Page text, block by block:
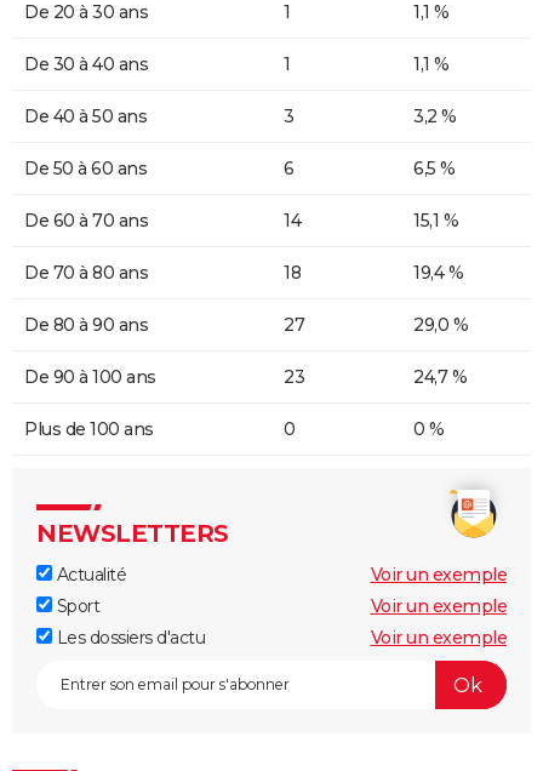
De 20 à 30 ans 1 1,1 %
De 30 à 40 ans 1 1,1 %
De 40 à 50 ans 3 3,2 %
De 50 à 60 ans 6 6,5 %
De 60 à 70 ans 14 15,1 %
De 70 à 80 ans 18 19,4 %
De 80 à 90 ans 27 29,0 %
De 90 à 100 ans 23 24,7 %
Plus de 100 ans 0 0 %
NEWSLETTERS
Actualité
Voir un exemple
Sport
Voir un exemple
Les dossiers d'actu
Voir un exemple